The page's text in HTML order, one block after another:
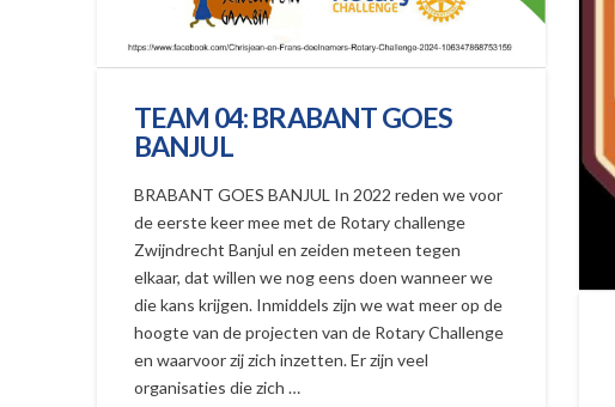
TEAM 04: BRABANT GOES
BANJUL
BRABANT GOES BANJUL In 2022 reden we voor
de eerste keer mee met de Rotary challenge
Zwijndrecht Banjul en zeiden meteen tegen
elkaar, dat willen we nog eens doen wanneer we
die kans krijgen. Inmiddels zijn we wat meer op de
hoogte van de projecten van de Rotary Challenge
en waarvoor zij zich inzetten. Er zijn veel
organisaties die zich …